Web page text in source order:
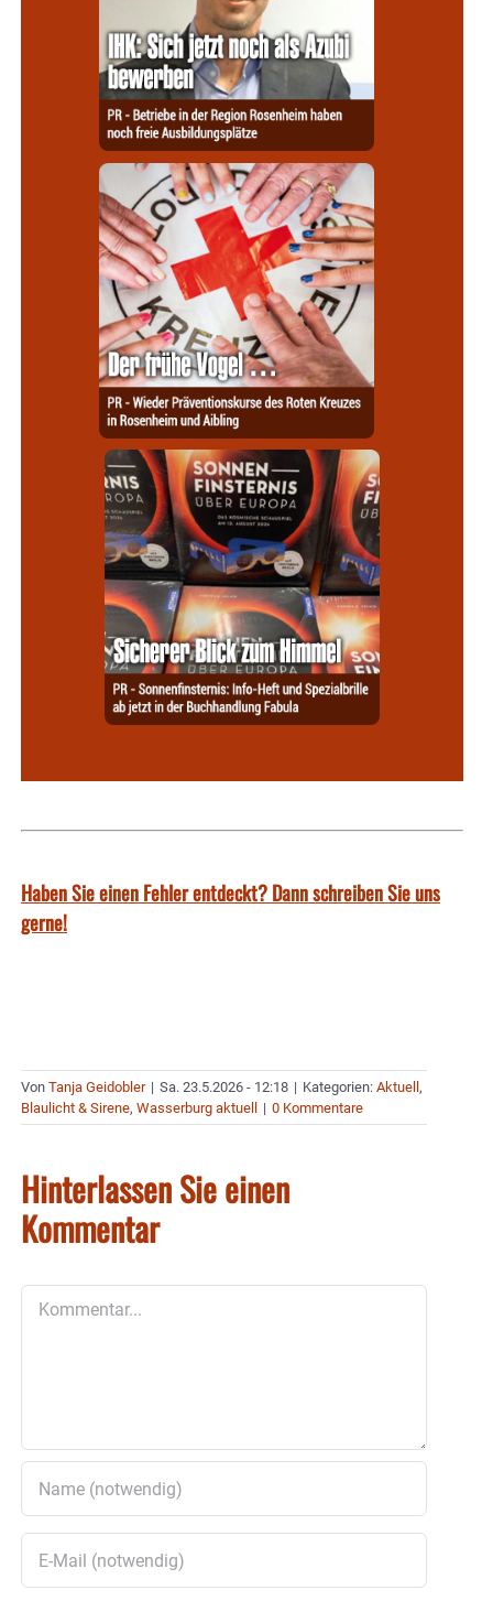
Haben Sie einen Fehler entdeckt? Dann schreiben Sie uns
gerne!
Von Tanja Geidobler | Sa. 23.5.2026 - 12:18 | Kategorien: Aktuell ,
Blaulicht & Sirene, Wasserburg aktuell | 0 Kommentare
Hinterlassen Sie einen
Kommentar